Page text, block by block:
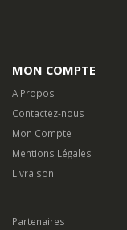
MON COMPTE
A Propos
Contactez-nous
Mon Compte
Mentions Légales
Livraison
Partenaires